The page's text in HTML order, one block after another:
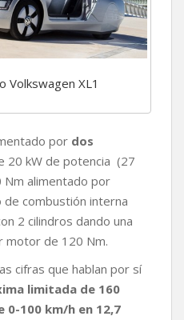
Volkswagen XL1
por dos
20 kW de potencia (27
alimentado por
combustión interna
2 cilindros dando una
motor de 120 Nm.
cifras que hablan por sí
limitada de 160
0-100 km/h en 12,7